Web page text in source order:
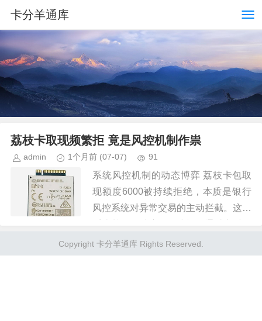
卡分羊通库
荔枝卡取现频繁拒 竟是风控机制作祟
admin 1个月前 (07-07) 91
系统风控机制的动态博弈 荔枝卡包取
现额度6000被持续拒绝，本质是银行
风控系统对异常交易的主动拦截。这类
测交易行为的波动性、频率及金额分
布，判断是否存在套现或资金挪用...
Copyright 卡分羊通库 Rights Reserved.